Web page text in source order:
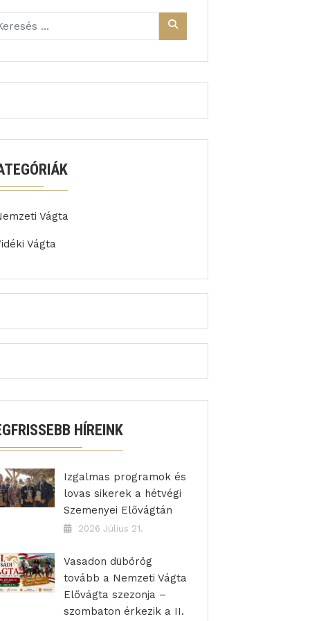
Vágta
Vágta
HÍREINK
Izgalmas programok és
lovas sikerek a hétvégi
Szemenyei Elővágtán
2026 Július 21.
Vasadon dübörög
tovább a Nemzeti Vágta
Elővágta szezonja –
szombaton érkezik a II.